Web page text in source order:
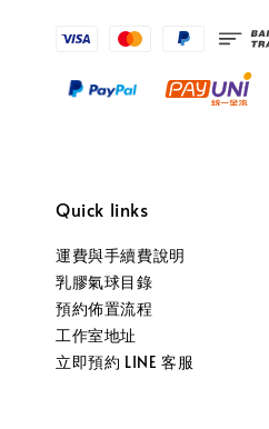
Quick links
運費與手續費說明
乳膠氣球目錄
預約佈置流程
工作室地址
立即預約 LINE 客服